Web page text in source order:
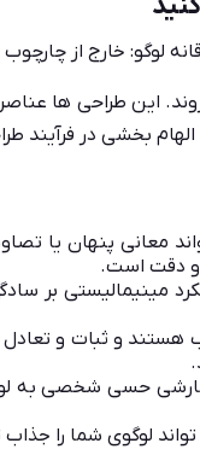
این طراحی ها
بخشی در فرآیند
مینیمالیستی بر
و ثبات و تعادل
حسی شخصی به لوگو
لوگوی شما را جذاب